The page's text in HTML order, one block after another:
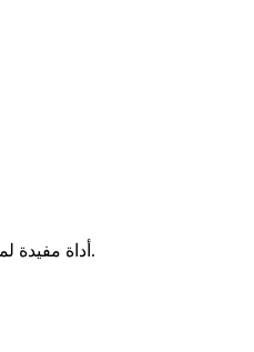
أداة مفيدة لمهام يومية مثل التنقيح، والتنسيق، والتحقق، والتحويل. تراعي الخصوصية ويمكن أن تعمل دون اتصال بعد أول تحميل.